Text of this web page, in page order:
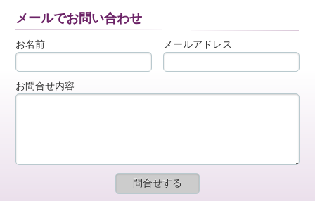
メールでお問い合わせ
お名前 メールアドレス
お問合せ内容